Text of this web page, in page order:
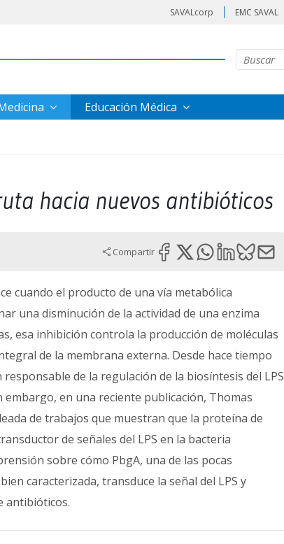
SAVALcorp EMC SAVAL
Educación Médica
hacia nuevos antibióticos
Compartir
cuando el producto de una vía metabólica
una disminución de la actividad de una enzima
esa inhibición controla la producción de moléculas
de la membrana externa. Desde hace tiempo
de la regulación de la biosíntesis del LPS
en una reciente publicación, Thomas
de trabajos que muestran que la proteína de
de señales del LPS en la bacteria
sobre cómo PbgA, una de las pocas
caracterizada, transduce la señal del LPS y
antibióticos.